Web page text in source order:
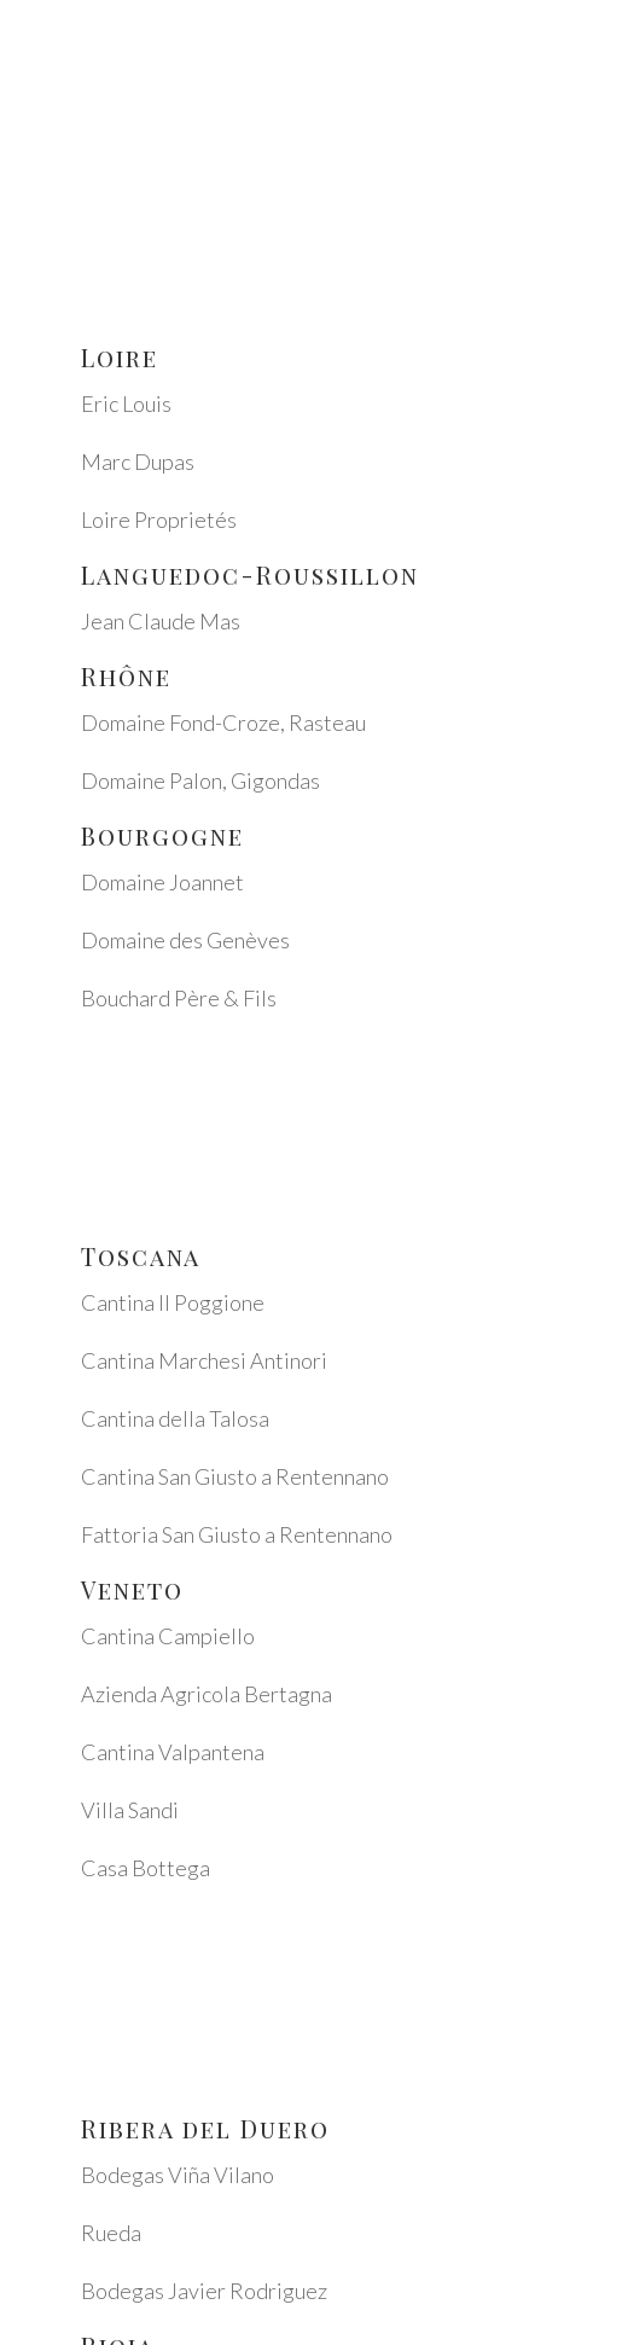
Loire
Eric Louis
Marc Dupas
Loire Proprie­tés
Langue­doc-Rouss­il­lon
Jean Clau­de Mas
Rhône
Domaine Fond-Croze, Rasteau
Domaine Palon, Gigon­das
Bour­go­gne
Domaine Joan­net
Domaine des Genè­ves
Bouchard Père & Fils
Tosca­na
Canti­na Il Poggio­ne
Canti­na Marche­si Antino­ri
Canti­na della Talosa
Canti­na San Gius­to a Renten­n­a­no
Fatto­ria San Gius­to a Renten­n­a­no
Vene­to
Canti­na Campiel­lo
Azien­da Agri­co­la Berta­gna
Canti­na Valpan­te­na
Villa Sandi
Casa Botte­ga
Ribe­ra del Duero
Bode­gas Viña Vila­no
Rueda
Bode­gas Javier Rodri­guez